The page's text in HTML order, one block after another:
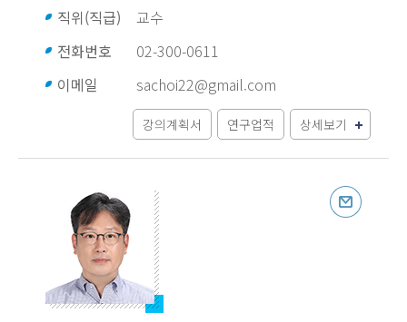
직위(직급)
교수
전화번호
02-300-0611
이메일
sachoi22@gmail.com
강의계획서 연구업적 상세보기